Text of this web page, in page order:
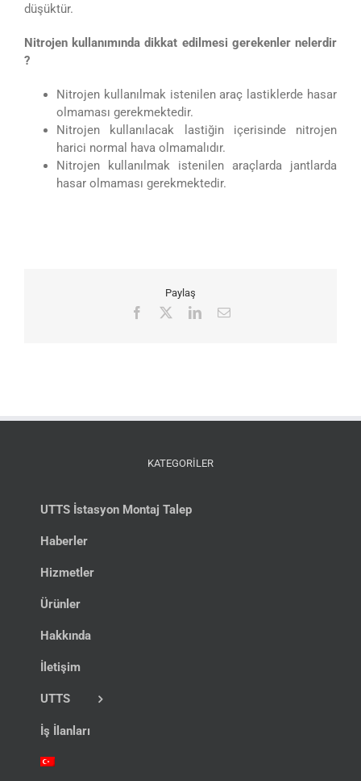
düşüktür.
Nitrojen kullanımında dikkat edilmesi gerekenler nelerdir
?
Nitrojen kullanılmak istenilen araç lastiklerde hasar
olmaması gerekmektedir.
Nitrojen kullanılacak lastiğin içerisinde nitrojen
harici normal hava olmamalıdır.
Nitrojen kullanılmak istenilen araçlarda jantlarda
hasar olmaması gerekmektedir.
Paylaş
Facebook LinkedIn
E-
KATEGORİLER
UTTS İstasyon Montaj Talep
Haberler
Hizmetler
Ürünler
Hakkında
İletişim
UTTS
İş İlanları